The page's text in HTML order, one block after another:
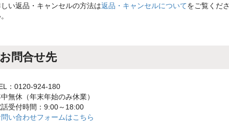
い返品・キャンセルの方法は返品・キャンセルについてをご覧くだ
お問合せ先
：0120-924-180
無休（年末年始のみ休業）
受付時間：9:00～18:00
い合わせフォームはこちら